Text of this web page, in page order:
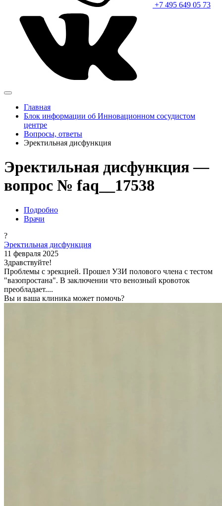
+7 495 649 05 73
Главная
Блок информации об Инновационном сосудистом
центре
Вопросы, ответы
Эректильная дисфункция
Эректильная дисфункция —
вопрос № faq__17538
Подробно
Врачи
?
Эректильная дисфункция
11 февраля 2025
Здравствуйте!
Проблемы с эрекцией. Прошел УЗИ полового члена с тестом
"вазопростана". В заключении что венозный кровоток
преобладает....
Вы и ваша клиника может помочь?